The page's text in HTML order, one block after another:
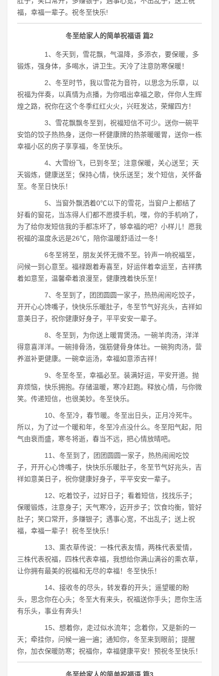
福，幸福一辈子。祝冬至快乐!
冬至给家人的简单祝福语 篇2
1、冬天到，雪花飘，气温降，多添衣，要保暖，多
锻炼，强身体，多喝水，讲卫生。天冷了注意防寒保暖！
2、冬至时节，我以雪花为音符，以思念为乐章，以
祝福为伴奏，以真情为点播，为你唱出幸福之歌，伴你人生辉
煌之路，祝你在这个冬季红红火火，兴旺发达，荣耀四方！
3、雪花飘飘冬至到，祝福短信不可少。送你一碗平
安馅的饺子热热身，送你一杯健康牌的热茶暖暖胃，送你一栋
幸福小区的房子享享福，冬至快乐。
4、大雪纷飞，已到冬至；注意保暖，关心送至；天
天锻炼，健康送至；保持心情，快乐送至；发个短信，关怀备
至。冬至日快乐！
5、当窗外飘洒着0℃以下的雪花，当窗户上都结了
好看的窗花，当冻得人们都不愿摸手机，嘿，你的手机响了，
为了给你发短信我的手都冻坏了，够幸福的吧？小样儿！愿我
祝福的温度永远是26℃，陪你温暖舒适过一冬！
6冬至将至，朋友关怀无微不至。铃声一响祝福至，
问候一到心意至。福禄跟着寿喜至，好运伴着幸运至，吉祥携
着如意至，温馨牵着浪漫至，健康拽着快乐至！
7、冬至到了，团团圆圆一家子，热热闹闹吃饺子，
开开心心馋嘴子，快快乐乐暖肚子，冬至节气好兆头，吉祥如
意美日子，祝你健康好身子，平平安安一辈子。
8、冬至到，为你送上暖胃煲汤。一碗羊肉汤，洋洋
得意喜洋洋。一碗排骨汤，强筋健骨身体壮。一碗狗肉汤，营
养滋补更健康。一碗幸运汤，幸福如意添吉祥！
9、冬至冬至，幸福必至。装满好运，平安开道。抛
弃烦恼，快乐拥抱。存储温暖，寒冷赶跑。释放心情，与你微
笑。传递短信，也很美妙。冬至快乐。
10、冬至冷，春节暖。冬至出日头，正月冷死牛。
所以，为了过一个暖和年，冬至冷点没什么。冬至阳气起，阳
气由衰而盛，寒冬将逝，春当不远，把心情放晴吧。
11、冬至到了，团团圆圆一家子，热热闹闹吃饺
子，开开心心馋嘴子，快快乐乐暖肚子，冬至节气好兆头，吉
祥如意美日子，祝你健康好身子，平平安安一辈子。
12、吃着饺子，过好日子；看着短信，找找乐子；
保暖锻炼，注意身子；天气寒冷，迈开步子；饮食均衡，管好
肚子；笑口常开，多赚银子；遇事心宽，不出乱子；送上祝
福，幸福一辈子！祝冬至快乐！
13、熏衣草传说：一株代表友情，两株代表爱情，
三株代表祝福，四株代表幸福，我想给你满山满谷的熏衣草，
让你拥有最美的祝福和无尽的幸福！冬至快乐！
14、接收冬的尽头，转发春的开头；遥望暖的盼
头，思念你在心头；冬至大有来头，祝福送你手头；愿你生活
有乐头，事业有奔头！
15、想着你，走过似水流年；念着你，又是新的一
天；牵挂你，问候一遍一遍；通知你，冬至来到眼前；提醒
你，加衣保暖防寒；祝福你，幸福健康平安！预祝冬至快乐！